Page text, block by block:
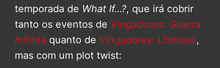
temporada de What If…?, que irá cobrir
tanto os eventos de Vingadores: Guerra
Infinita quanto de Vingadores: Ultimato,
mas com um plot twist: